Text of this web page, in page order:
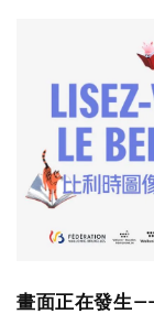
畫面正在發生